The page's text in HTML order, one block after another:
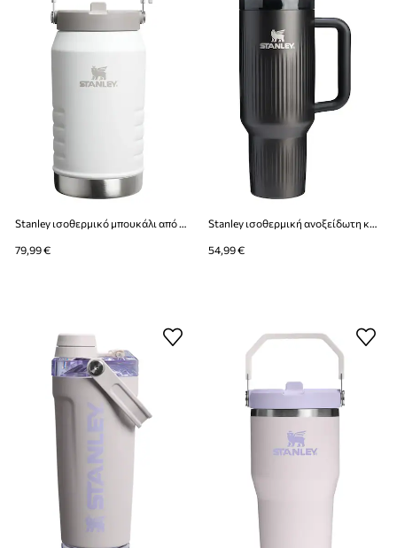
Stanley ισοθερμικό μπουκάλι από ανοξείδωτο χάλυβα IceFlow™ Flip Straw 1,9 l
79,99 €
Stanley ισοθερμική ανοξείδωτη κούπα Quencher® H2.O FlowState™ 0,89 l
54,99 €